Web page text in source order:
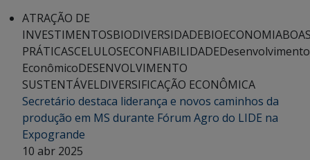
ATRAÇÃO DE
INVESTIMENTOSBIODIVERSIDADEBIOECONOMIA
PRÁTICASCELULOSECONFIABILIDADEDesenvolvimento
EconômicoDESENVOLVIMENTO
SUSTENTÁVELDIVERSIFICAÇÃO ECONÔMICA
Secretário destaca liderança e novos caminhos da
produção em MS durante Fórum Agro do LIDE na
Expogrande
10 abr 2025